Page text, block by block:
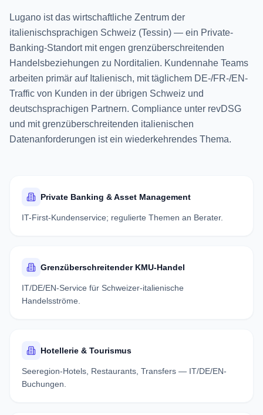
Lugano ist das wirtschaftliche Zentrum der
italienischsprachigen Schweiz (Tessin) — ein Private-
Banking-Standort mit engen grenzüberschreitenden
Handelsbeziehungen zu Norditalien. Kundennahe Teams
arbeiten primär auf Italienisch, mit täglichem DE-/FR-/EN-
Traffic von Kunden in der übrigen Schweiz und
deutschsprachigen Partnern. Compliance unter revDSG
und mit grenzüberschreitenden italienischen
Datenanforderungen ist ein wiederkehrendes Thema.
Private Banking & Asset Management
IT-First-Kundenservice; regulierte Themen an Berater.
Grenzüberschreitender KMU-Handel
IT/DE/EN-Service für Schweizer-italienische
Handelsströme.
Hotellerie & Tourismus
Seeregion-Hotels, Restaurants, Transfers — IT/DE/EN-
Buchungen.